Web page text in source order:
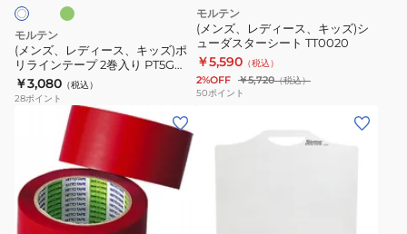
ッ
ズ)
ポ
リ
ー
プ
モルテン
(メンズ、レディース、キッズ)ポ
リラインテープ 2巻入り PT5G
PT5W
￥3,080 （税込）
28ポイント
モルテン
(メンズ、レディース、キッズ)シ
ューダスターシート TT0020
￥5,590 （税込）
2%OFF ￥5,720（税込）
50ポイント
レ
デ
ィ